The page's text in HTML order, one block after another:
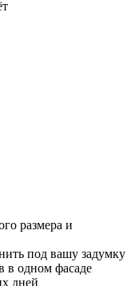
размера и
под вашу задумку
в одном фасаде
дней